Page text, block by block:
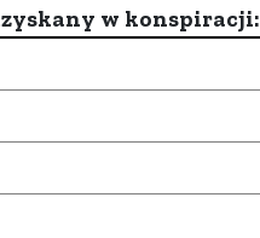
w konspiracji: